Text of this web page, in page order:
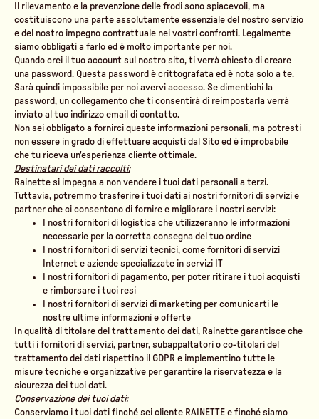
Il rilevamento e la prevenzione delle frodi sono spiacevoli, ma
costituiscono una parte assolutamente essenziale del nostro servizio
e del nostro impegno contrattuale nei vostri confronti. Legalmente
siamo obbligati a farlo ed è molto importante per noi.
Quando crei il tuo account sul nostro sito, ti verrà chiesto di creare
una password. Questa password è crittografata ed è nota solo a te.
Sarà quindi impossibile per noi avervi accesso. Se dimentichi la
password, un collegamento che ti consentirà di reimpostarla verrà
inviato al tuo indirizzo email di contatto.
Non sei obbligato a fornirci queste informazioni personali, ma potresti
non essere in grado di effettuare acquisti dal Sito ed è improbabile
che tu riceva un'esperienza cliente ottimale.
Destinatari dei dati raccolti:
Rainette si impegna a non vendere i tuoi dati personali a terzi.
Tuttavia, potremmo trasferire i tuoi dati ai nostri fornitori di servizi e
partner che ci consentono di fornire e migliorare i nostri servizi:
I nostri fornitori di logistica che utilizzeranno le informazioni
necessarie per la corretta consegna del tuo ordine
I nostri fornitori di servizi tecnici, come fornitori di servizi
Internet e aziende specializzate in servizi IT
I nostri fornitori di pagamento, per poter ritirare i tuoi acquisti
e rimborsare i tuoi resi
I nostri fornitori di servizi di marketing per comunicarti le
nostre ultime informazioni e offerte
In qualità di titolare del trattamento dei dati, Rainette garantisce che
tutti i fornitori di servizi, partner, subappaltatori o co-titolari del
trattamento dei dati rispettino il GDPR e implementino tutte le
misure tecniche e organizzative per garantire la riservatezza e la
sicurezza dei tuoi dati.
Conservazione dei tuoi dati:
Conserviamo i tuoi dati finché sei cliente RAINETTE e finché siamo